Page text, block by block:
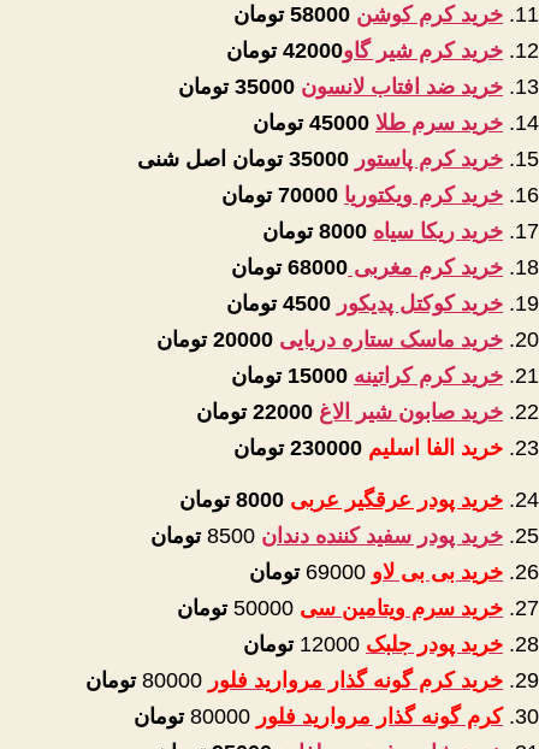
خرید کرم کوشن
خرید کرم شیر گاو42000 تومان
خرید ضد افتاب لانسون
خرید سرم طلا
خرید کرم پاستور
خرید کرم ویکتوریا
خرید ریکا سیاه
خرید کرم مغربی 68000 تومان
خرید کوکتل پدیکور
خرید ماسک ستاره دریایی
خرید کرم کراتینه
خرید صابون شیر الاغ
خرید الفا اسلیم 230000 تومان
خرید پودر عرقگیر عربی 8000 تومان
خرید پودر سفید کننده دندان
تومان
خرید بی بی لاو
تومان
خرید سرم ویتامین سی
تومان
خرید پودر جلبک
تومان
خرید کرم گونه گذار مروارید فلور
تومان
کرم گونه گذار مروارید فلور
تومان